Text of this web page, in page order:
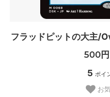
フラッドピットの大主/
500
5 ポイ
お